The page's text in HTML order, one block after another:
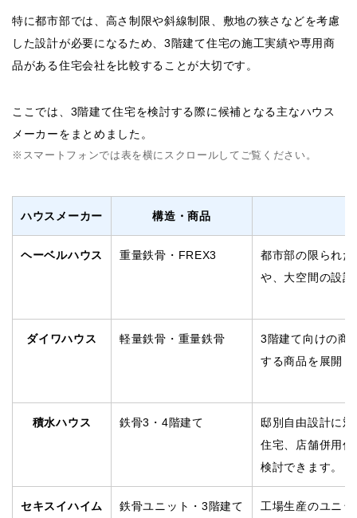
特に都市部では、高さ制限や斜線制限、敷地の狭さなどを考慮
した設計が必要になるため、3階建て住宅の施工実績や専用商
品がある住宅会社を比較することが大切です。
ここでは、3階建て住宅を検討する際に候補となる主なハウス
メーカーをまとめました。
※スマートフォンでは表を横にスクロールしてご覧ください。
ハウスメーカー 構造・商品
ヘーベルハウス 重量鉄骨・FREX3
都市部の限られ
や、大空間の設
ダイワハウス 軽量鉄骨・重量鉄骨
3階建て向けの商
する商品を展開
積水ハウス 鉄骨3・4階建て
邸別自由設計に
住宅、店舗併用
検討できます。
セキスイハイム 鉄骨ユニット・3階建て 工場生産のユニ